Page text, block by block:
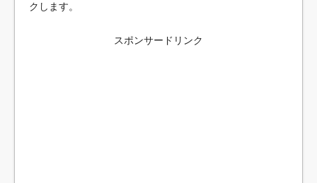
クします。
スポンサードリンク